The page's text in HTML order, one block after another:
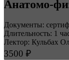
Анатомо-
Документы:
Длительность: 1
Лектор: Кульбах
3500 ₽